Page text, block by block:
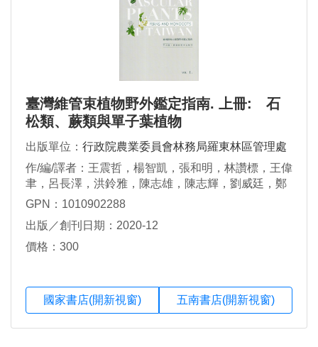
臺灣維管束植物野外鑑定指南. 上冊: 石
松類、蕨類與單子葉植物
出版單位： 行政院農業委員會林務局羅東林區管理處
作/編/譯者：王震哲，楊智凱，張和明，林讚標，王偉
聿，呂長澤，洪鈴雅，陳志雄，陳志輝，劉威廷，鄭
憲燦，謝宗欣
GPN：1010902288
出版／創刊日期：2020-12
價格：300
國家書店(開新視窗) 五南書店(開新視窗)